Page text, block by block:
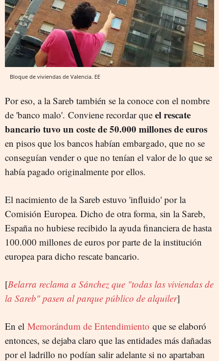
Bloque de viviendas de Valencia. EE
Por eso, a la Sareb también se la conoce con el nombre
de 'banco malo'. Conviene recordar que el rescate
bancario tuvo un coste de 50.000 millones de euros
en pisos que los bancos habían embargado, que no se
conseguían vender o que no tenían el valor de lo que se
había pagado originalmente por ellos.
El nacimiento de la Sareb estuvo 'influido' por la
Comisión Europea. Dicho de otra forma, sin la Sareb,
España no hubiese recibido la ayuda financiera de hasta
100.000 millones de euros por parte de la institución
europea para dicho rescate bancario.
[Belarra reclama a Sánchez que "todas las viviendas de
la Sareb" pasen al parque público de alquiler]
En el Memorándum de Entendimiento que se elaboró
entonces, se dejaba claro que las entidades más dañadas
por el ladrillo no podían salir adelante si no apartaban